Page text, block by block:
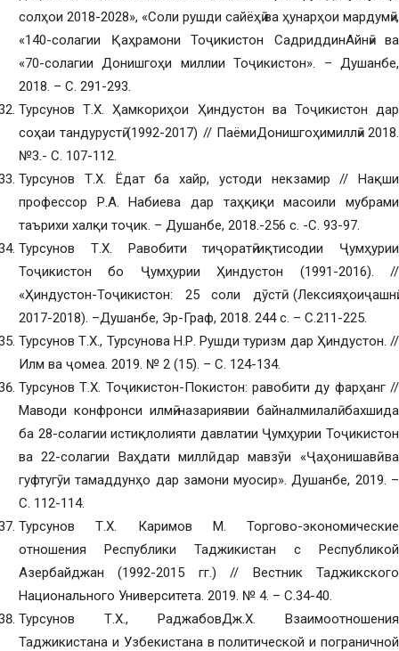
солҳои 2018-2028», «Соли рушди сайёҳӣ ва ҳунарҳои мардумӣ»,
«140-солагии Қаҳрамони Тоҷикистон СадриддинАйнӣ» ва
«70-солагии Донишгоҳи миллии Тоҷикистон». – Душанбе,
2018. – С. 291-293.
Турсунов Т.Х. Ҳамкориҳои Ҳиндустон ва Тоҷикистон дар
соҳаи тандурустӣ (1992-2017) // ПаёмиДонишгоҳимиллӣ» 2018.
№3.- С. 107-112.
Турсунов Т.Х. Ёдат ба хайр, устоди некзамир // Нақши
профессор Р.А. Набиева дар таҳқиқи масоили мубрами
таърихи халқи тоҷик. – Душанбе, 2018.-256 с. -С. 93-97.
Турсунов Т.Х. Равобити тиҷоратӣ-иқтисодии Ҷумҳурии
Тоҷикистон бо Ҷумҳурии Ҳиндустон (1991-2016). //
«Ҳиндустон-Тоҷикистон: 25 соли дӯстӣ (Лексияҳоиҷашнӣ:
2017-2018). –Душанбе, Эр-Граф, 2018. 244 с. – С.211-225.
Турсунов Т.Х., Турсунова Н.Р. Рушди туризм дар Ҳиндустон. //
Илм ва ҷомеа. 2019. № 2 (15). – С. 124-134.
Турсунов Т.Х. Тоҷикистон-Покистон: равобити ду фарҳанг //
Маводи конфронси илмӣ-назариявии байналмилалӣ бахшида
ба 28-солагии истиқлолияти давлатии Ҷумҳурии Тоҷикистон
ва 22-солагии Ваҳдати миллӣ дар мавзӯи «Ҷаҳонишавӣ ва
гуфтугӯи тамаддунҳо дар замони муосир». Душанбе, 2019. –
С. 112-114.
Турсунов Т.Х. Каримов М. Торгово-экономические
отношения Республики Таджикистан с Республикой
Азербайджан (1992-2015 гг.) // Вестник Таджикского
Национального Университета. 2019. № 4. – С.34-40.
Турсунов Т.Х., РаджабовДж.Х. Взаимоотношения
Таджикистана и Узбекистана в политической и пограничной